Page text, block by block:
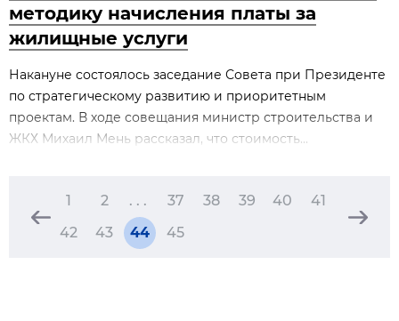
методику начисления платы за
жилищные услуги
Накануне состоялось заседание Совета при Президенте
по стратегическому развитию и приоритетным
проектам. В ходе совещания министр строительства и
ЖКХ Михаил Мень рассказал, что стоимость...
1 2 . . . 37 38 39 40
41
42
43 44 45